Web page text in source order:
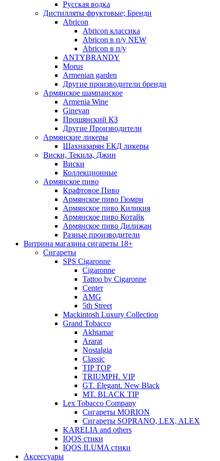
Русская водка
Дистилляты фруктовые; Бренди
Abricon
Abricon классика
Abricon в п/у NEW
Abricon в п/у
ANTYBRANDY
Morus
Armenian garden
Другие производители бренди
Армянское шампанское
Armenia Wine
Ginevan
Прошянский КЗ
Другие Производители
Армянские ликеры
Шахназарян ЕКД ликеры
Виски, Текила, Джин
Виски
Коллекционные
Армянское пиво
Крафтовое Пиво
Армянское пиво Гюмри
Армянское пиво Киликия
Армянское пиво Котайк
Армянское пиво Дилижан
Разные производители
Витрина магазина сигареты 18+
Cигареты
SPS Cigaronne
Сigaronne
Tattoo by Cigaronne
Center
AMG
5th Street
Mackintosh Luxury Collection
Grand Tobacco
Akhtamar
Ararat
Nostalgia
Classic
TIP TOP
TRIUMPH. VIP
GT. Elegant. New Black
MT. BLACK TIP
Lex Tobacco Company
Сигареты MORION
Сигареты SOPRANO, LEX, ALEX
KARELIA and others
IQOS стики
IQOS ILUMA стики
Аксессуары